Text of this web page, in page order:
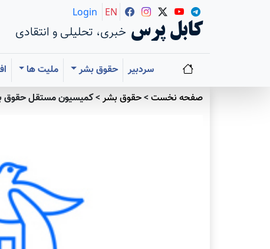
کابل پرس خبری، تحلیلی و انتقادی
Login EN
سردبیر حقوق بشر ملیت ها
صفحه نخست>حقوق بشر>کمیسیون مستقل حقوق